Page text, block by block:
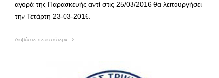
αγορά της Παρασκευής αντί στις 25/03/2016 θα λειτουργήσει
την Τετάρτη 23-03-2016.
Διαβάστε περισσότερα